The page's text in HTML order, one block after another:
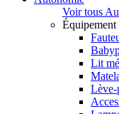
Voir tous
Équipement
Lit
Lève-